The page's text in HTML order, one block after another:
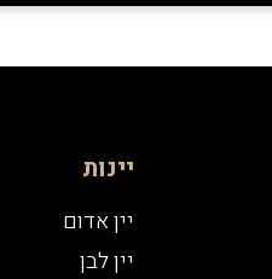
יינות
יין אדום
יין לבן